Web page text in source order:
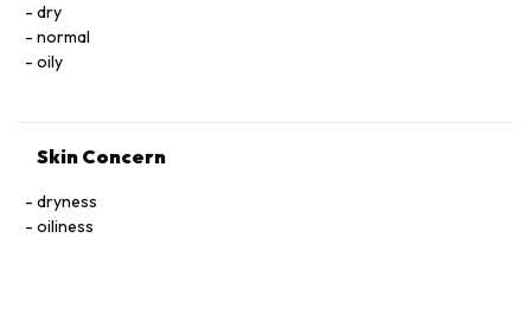
dry
normal
oily
Skin Concern
dryness
oiliness